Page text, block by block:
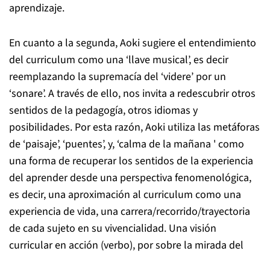
aprendizaje.
En cuanto a la segunda, Aoki sugiere el entendimiento
del curriculum como una ‘llave musical’, es decir
reemplazando la supremacía del ‘videre’ por un
‘sonare’. A través de ello, nos invita a redescubrir otros
sentidos de la pedagogía, otros idiomas y
posibilidades. Por esta razón, Aoki utiliza las metáforas
de ‘paisaje’, ‘puentes’, y, ‘calma de la mañana ' como
una forma de recuperar los sentidos de la experiencia
del aprender desde una perspectiva fenomenológica,
es decir, una aproximación al curriculum como una
experiencia de vida, una carrera/recorrido/trayectoria
de cada sujeto en su vivencialidad. Una visión
curricular en acción (verbo), por sobre la mirada del